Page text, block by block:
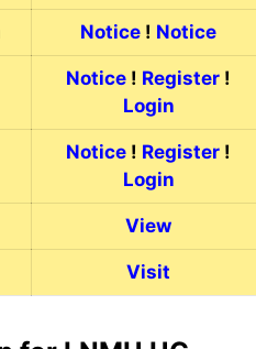
Notice ! Notice
Notice ! Register !
Login
Notice ! Register !
Login
View
Visit